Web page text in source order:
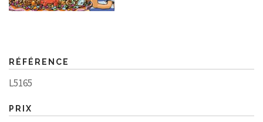
RÉFÉRENCE
L5165
PRIX